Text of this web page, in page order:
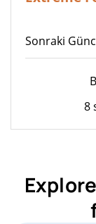
Sonraki
8